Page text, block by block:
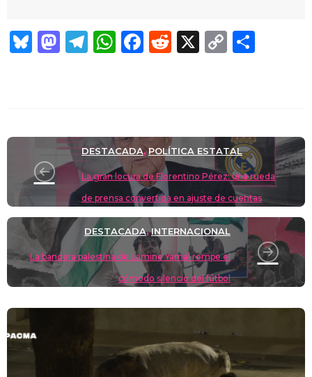
Bl
y
M
d
o
n
T
a
m
W
A
p
p
F
b
o
o
k
R
t
X C
Li
n
k
ar
tir
DESTACADA,POLÍTICA ESTATAL
La gran locura de Florentino Pérez: una rueda
de prensa convertida en ajuste de cuentas
DESTACADA,INTERNACIONAL
La bandera palestina de Lamine Yamal rompe el
cómodo silencio del fútbol